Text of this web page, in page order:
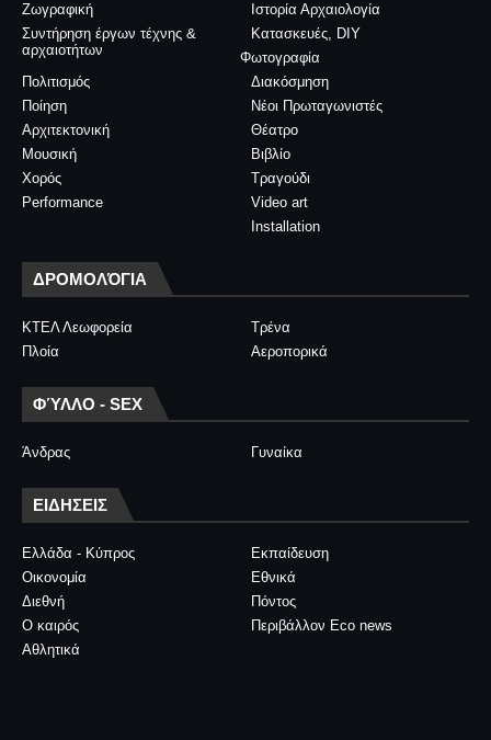
Ζωγραφική
Ιστορία Αρχαιολογία
Συντήρηση έργων τέχνης &
αρχαιοτήτων
Κατασκευές, DIY
Φωτογραφία
Διακόσμηση
Πολιτισμός
Νέοι Πρωταγωνιστές
Ποίηση
Θέατρο
Αρχιτεκτονική
Βιβλίο
Μουσική
Τραγούδι
Χορός
Video art
Performance
Installation
ΔΡΟΜΟΛΌΓΙΑ
ΚΤΕΛ Λεωφορεία
Τρένα
Πλοία
Αεροπορικά
ΦΎΛΛΟ - SEX
Άνδρας Γυναίκα
ΕΙΔΗΣΕΙΣ
Ελλάδα - Κύπρος
Εκπαίδευση
Οικονομία
Εθνικά
Διεθνή
Πόντος
Ο καιρός
Περιβάλλον Eco news
Αθλητικά